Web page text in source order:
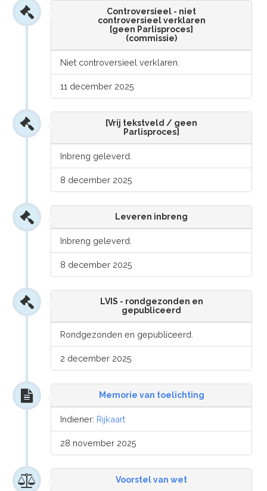
Controversieel - niet
controversieel verklaren
[geen Parlisproces]
(commissie)
Niet controversieel verklaren.
11 december 2025
[Vrij tekstveld / geen
Parlisproces]
Inbreng geleverd.
8 december 2025
Leveren inbreng
Inbreng geleverd.
8 december 2025
LVIS - rondgezonden en
gepubliceerd
Rondgezonden en gepubliceerd.
2 december 2025
Memorie van toelichting
Indiener: Rijkaart
28 november 2025
Voorstel van wet